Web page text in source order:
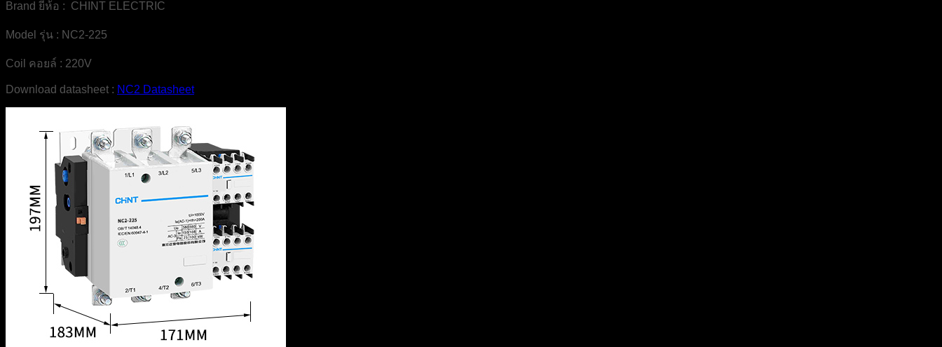
Brand ยี่ห้อ : CHINT ELECTRIC
Model รุ่น : NC2-225
Coil คอยล์ : 220V
Download datasheet : NC2 Datasheet